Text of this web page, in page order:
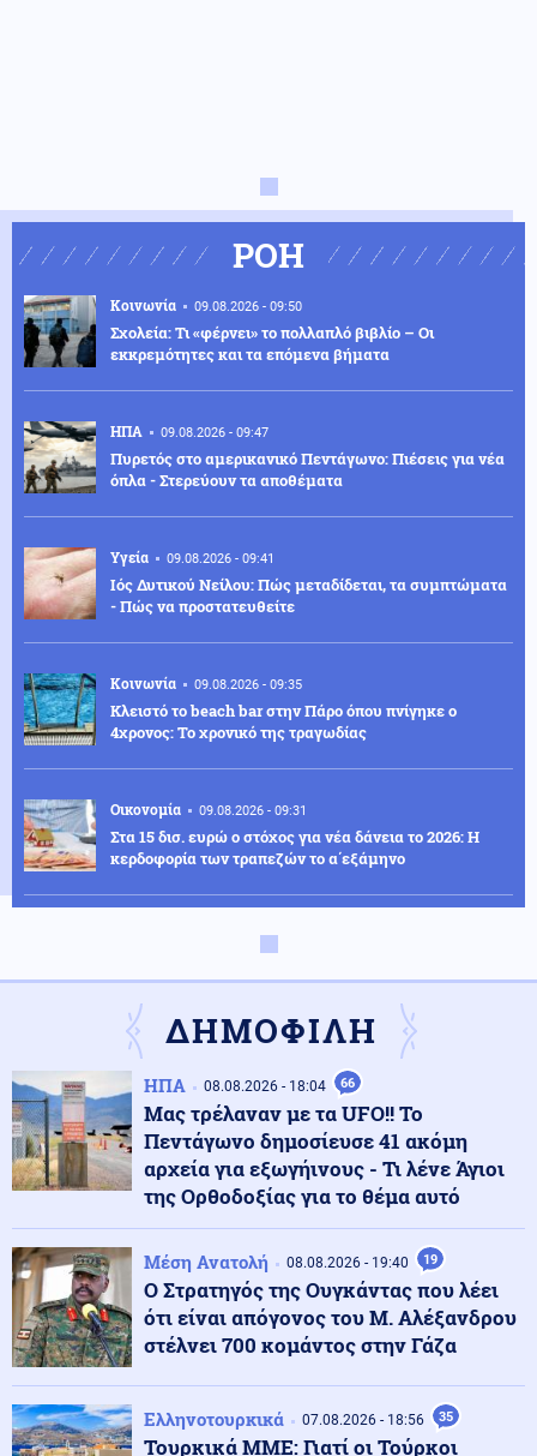
ΡΟΗ
Κοινωνία 09.08.2026 - 09:50
Σχολεία: Τι «φέρνει» το πολλαπλό βιβλίο – Οι
εκκρεμότητες και τα επόμενα βήματα
ΗΠΑ 09.08.2026 - 09:47
Πυρετός στο αμερικανικό Πεντάγωνο: Πιέσεις για νέα
όπλα - Στερεύουν τα αποθέματα
Υγεία 09.08.2026 - 09:41
Ιός Δυτικού Νείλου: Πώς μεταδίδεται, τα συμπτώματα
- Πώς να προστατευθείτε
Κοινωνία 09.08.2026 - 09:35
Κλειστό το beach bar στην Πάρο όπου πνίγηκε ο
4χρονος: Το χρονικό της τραγωδίας
Οικονομία 09.08.2026 - 09:31
Στα 15 δισ. ευρώ ο στόχος για νέα δάνεια το 2026: Η
κερδοφορία των τραπεζών το α΄εξάμηνο
09.08.2026 - 09:26
Δυτικού Νείλου, στο επίκεντρο η Αττική
Μέση Ανατολή
Θρίλερ στα Στενά του Ορμούζ: Η συμφωνία με το Ομάν
δεν αρκεί – Τι απαιτεί η Τεχεράνη
Καιρός 09.08.2026 - 09:24
Καιρός: Έως 39 βαθμούς σήμερα - Που θα έχει
μελτέμια
Οικονομία 09.08.2026 - 09:18
Μειωμένη Σύνταξη: Όσα πρέπει να γνωρίζετε – Τα
«κλειδιά» για την τελική επιλογή
Κόσμος 09.08.2026 - 09:11
ΔΗΜΟΦΙΛΗ
ΗΠΑ 08.08.2026 - 18:04 66
Μας τρέλαναν με τα UFO!! Το
Πεντάγωνο δημοσίευσε 41 ακόμη
αρχεία για εξωγήινους - Τι λένε Άγιοι
της Ορθοδοξίας για το θέμα αυτό
Μέση Ανατολή 08.08.2026 - 19:40 19
Ο Στρατηγός της Ουγκάντας που λέει
ότι είναι απόγονος του Μ. Αλέξανδρου
στέλνει 700 κομάντος στην Γάζα
Ελληνοτουρκικά 07.08.2026 - 18:56 35
Τουρκικά ΜΜΕ: Γιατί οι Τούρκοι